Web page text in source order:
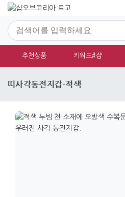
추천상품 키워드#샵
띠사각동전지갑-적색